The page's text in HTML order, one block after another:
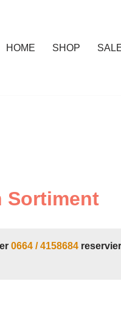
HOME SHOP
Sortiment
0664 / 4158684